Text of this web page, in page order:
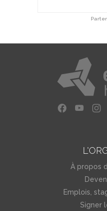
À propos
Emplois,
Signer